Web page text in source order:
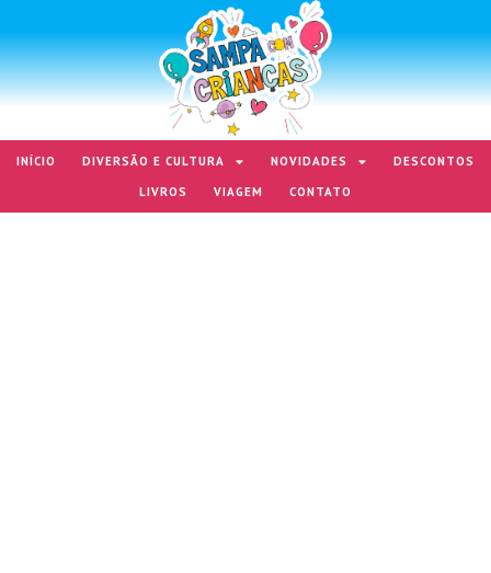
INÍCIO DIVERSÃO E CULTURA NOVIDADES
DESCONTOS
LIVROS
VIAGEM CONTATO